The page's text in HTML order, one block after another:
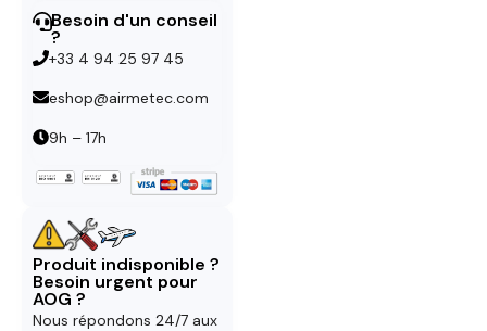
Besoin d'un conseil
?
+33 4 94 25 97 45
eshop@airmetec.com
9h – 17h
Produit indisponible ?
Besoin urgent pour
AOG ?
Nous répondons 24/7 aux